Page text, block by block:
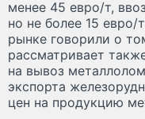
менее 45 евро/т,
но не более 15 евро/
рынке говорили о
рассматривает
на вывоз
экспорта
цен на продукцию